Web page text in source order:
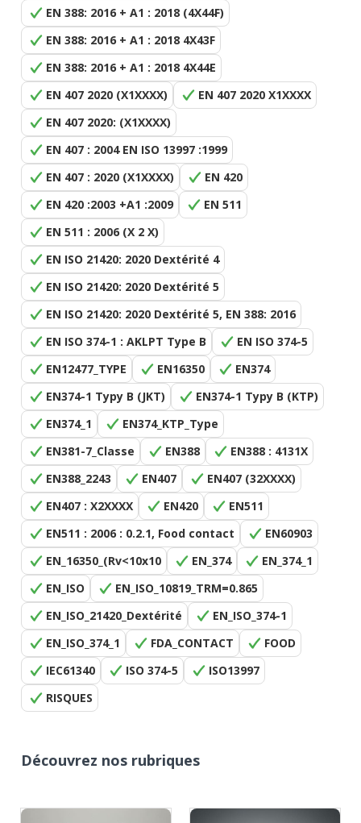
EN 388: 2016 + A1 : 2018 (4X44F)
EN 388: 2016 + A1 : 2018 4X43F
EN 388: 2016 + A1 : 2018 4X44E
EN 407 2020 (X1XXXX)
EN 407 2020 X1XXXX
EN 407 2020: (X1XXXX)
EN 407 : 2004 EN ISO 13997 :1999
EN 407 : 2020 (X1XXXX)
EN 420
EN 420 :2003 +A1 :2009
EN 511
EN 511 : 2006 (X 2 X)
EN ISO 21420: 2020 Dextérité 4
EN ISO 21420: 2020 Dextérité 5
EN ISO 21420: 2020 Dextérité 5, EN 388: 2016
EN ISO 374-1 : AKLPT Type B
EN ISO 374-5
EN12477_TYPE
EN16350
EN374
EN374-1 Typy B (JKT)
EN374-1 Typy B (KTP)
EN374_1
EN374_KTP_Type
EN381-7_Classe
EN388
EN388 : 4131X
EN388_2243
EN407
EN407 (32XXXX)
EN407 : X2XXXX
EN420
EN511
EN511 : 2006 : 0.2.1, Food contact
EN60903
EN_16350_(Rv<10x10
EN_374
EN_374_1
EN_ISO
EN_ISO_10819_TRM=0.865
EN_ISO_21420_Dextérité
EN_ISO_374-1
EN_ISO_374_1
FDA_CONTACT
FOOD
IEC61340
ISO 374-5
ISO13997
RISQUES
Découvrez nos rubriques